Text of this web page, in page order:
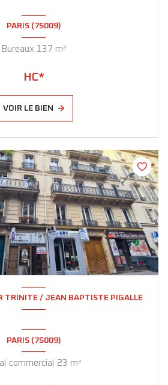
PARIS (75009)
Bureaux 137 m²
HC*
VOIR LE BIEN
TRINITE / JEAN BAPTISTE PIGALLE
PARIS (75009)
Local commercial 23 m²